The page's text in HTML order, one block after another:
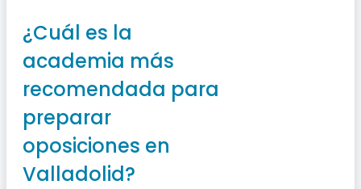
¿Cuál es la
academia más
recomendada para
preparar
oposiciones en
Valladolid?